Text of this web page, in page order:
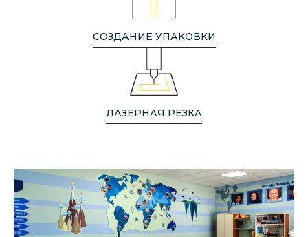
СОЗДАНИЕ УПАКОВКИ
ЛАЗЕРНАЯ РЕЗКА